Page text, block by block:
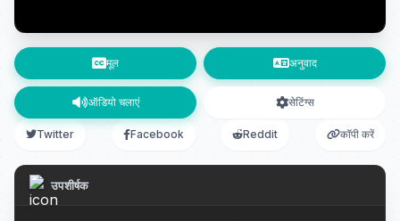
मूल अनुवाद
ऑडियो चलाएं सेटिंग्स
Twitter Facebook Reddit कॉपी करें
उपशीर्षक